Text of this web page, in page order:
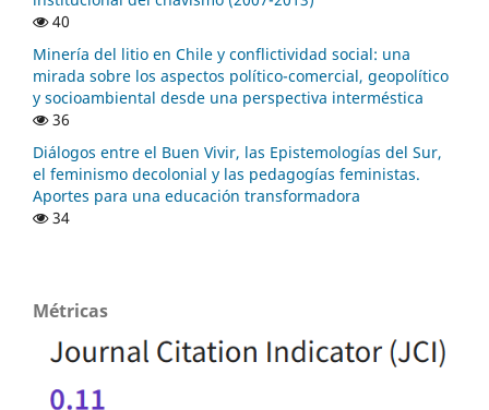
40
Minería del litio en Chile y conflictividad social: una
mirada sobre los aspectos político-comercial, geopolítico
y socioambiental desde una perspectiva interméstica
36
Diálogos entre el Buen Vivir, las Epistemologías del Sur,
el feminismo decolonial y las pedagogías feministas.
Aportes para una educación transformadora
34
Métricas